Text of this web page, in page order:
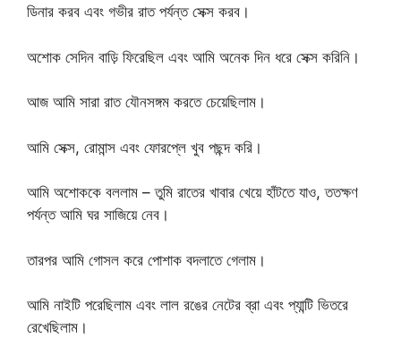
ডিনার করব এবং গভীর রাত পর্যন্ত সেক্স করব।
অশোক সেদিন বাড়ি ফিরেছিল এবং আমি অনেক দিন ধরে সেক্স করিনি।
আজ আমি সারা রাত যৌনসঙ্গম করতে চেয়েছিলাম।
আমি সেক্স, রোমান্স এবং ফোরপ্লে খুব পছন্দ করি।
আমি অশোককে বললাম – তুমি রাতের খাবার খেয়ে হাঁটতে যাও, ততক্ষণ
পর্যন্ত আমি ঘর সাজিয়ে নেব।
তারপর আমি গোসল করে পোশাক বদলাতে গেলাম।
আমি নাইটি পরেছিলাম এবং লাল রঙের নেটের ব্রা এবং প্যান্টি ভিতরে
রেখেছিলাম।